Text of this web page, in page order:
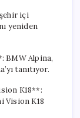
içi
yeniden
BMW Alpina,
tanıtıyor.
K18**:
Vision K18